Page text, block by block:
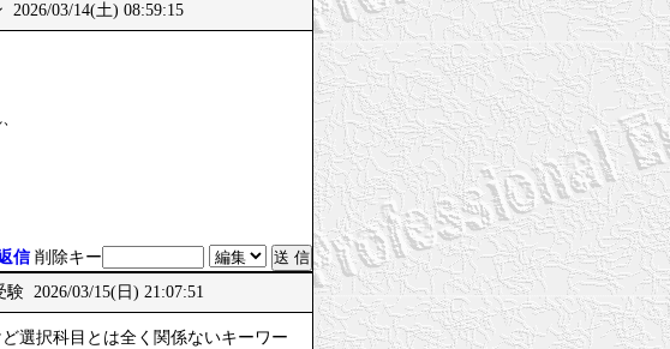
2026/03/14(土) 08:59:15
信 削除キー
験 2026/03/15(日) 21:07:51
選択科目とは全く関係ないキーワー